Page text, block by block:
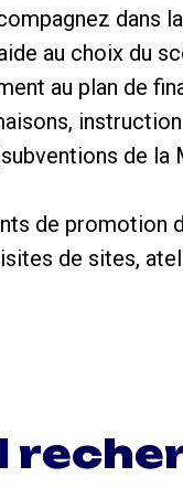
dans
au choix du
au plan de
(subventions de
de promotion
de sites,